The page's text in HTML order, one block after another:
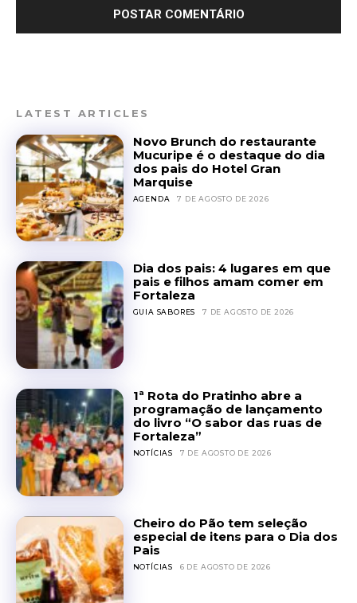
LATEST ARTICLES
Novo Brunch do restaurante
Mucuripe é o destaque do dia
dos pais do Hotel Gran
Marquise
AGENDA 7 DE AGOSTO DE 2026
Dia dos pais: 4 lugares em que
pais e filhos amam comer em
Fortaleza
GUIA SABORES 7 DE AGOSTO DE 2026
1ª Rota do Pratinho abre a
programação de lançamento
do livro “O sabor das ruas de
Fortaleza”
NOTÍCIAS 7 DE AGOSTO DE 2026
Cheiro do Pão tem seleção
especial de itens para o Dia dos
Pais
NOTÍCIAS 6 DE AGOSTO DE 2026